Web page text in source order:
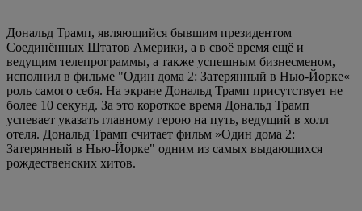
Дональд Трамп, являющийся бывшим президентом
Соединённых Штатов Америки, а в своё время ещё и
ведущим телепрограммы, а также успешным бизнесменом,
исполнил в фильме "Один дома 2: Затерянный в Нью-Йорке«
роль самого себя. На экране Дональд Трамп присутствует не
более 10 секунд. За это короткое время Дональд Трамп
успевает указать главному герою на путь, ведущий в холл
отеля. Дональд Трамп считает фильм »Один дома 2:
Затерянный в Нью-Йорке" одним из самых выдающихся
рождественских хитов.